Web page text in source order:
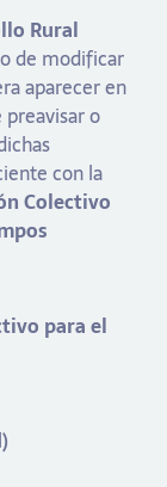
Rural
de modificar
aparecer en
o
con la
Colectivo
para el